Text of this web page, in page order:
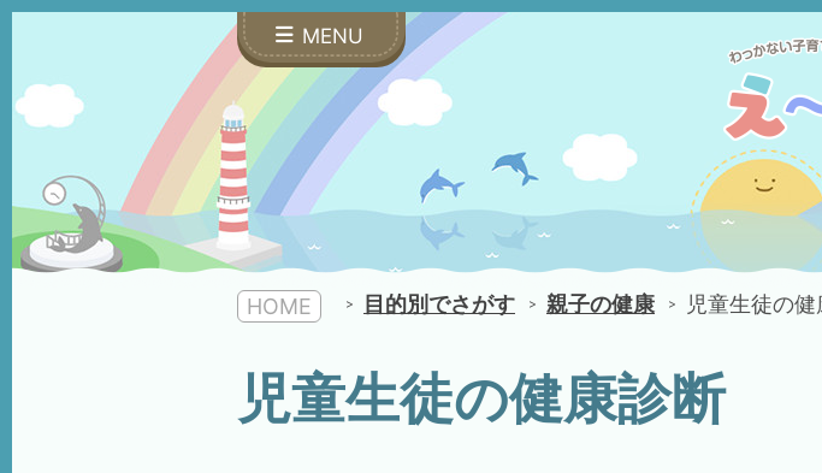
MENU
HOME 目的別でさがす 親子の健康 児童生徒の
児童生徒の健康診断